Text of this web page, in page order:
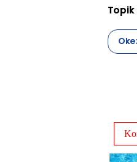
Topik